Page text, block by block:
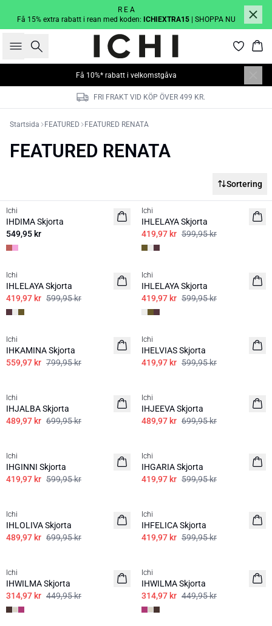
R E A
Få 15% extra rabatt i rean med koden: ICHIEXTRA15 | SHOPPA NU
Sök
Få 10%* rabatt i velkomstgåva
FRI FRAKT VID KÖP ÖVER 499 KR.
Startsida FEATURED FEATURED RENATA
FEATURED RENATA
Sortering
NYHET
Ichi
IHDIMA Skjorta
549,95 kr
Ichi
IHLELAYA Skjorta
419,97 kr 599,95 kr
SALE | 30%
Ichi
IHLELAYA Skjorta
419,97 kr 599,95 kr
SALE | 30%
Ichi
IHLELAYA Skjorta
419,97 kr 599,95 kr
SALE | 30%
Ichi
IHKAMINA Skjorta
559,97 kr 799,95 kr
SALE | 30%
Ichi
IHELVIAS Skjorta
419,97 kr 599,95 kr
Ichi
IHJALBA Skjorta
489,97 kr 699,95 kr
Ichi
IHJEEVA Skjorta
489,97 kr 699,95 kr
Ichi
IHGINNI Skjorta
419,97 kr 599,95 kr
Ichi
IHGARIA Skjorta
419,97 kr 599,95 kr
Ichi
IHLOLIVA Skjorta
489,97 kr 699,95 kr
Ichi
IHFELICA Skjorta
419,97 kr 599,95 kr
Ichi
IHWILMA Skjorta
314,97 kr 449,95 kr
Ichi
IHWILMA Skjorta
314,97 kr 449,95 kr